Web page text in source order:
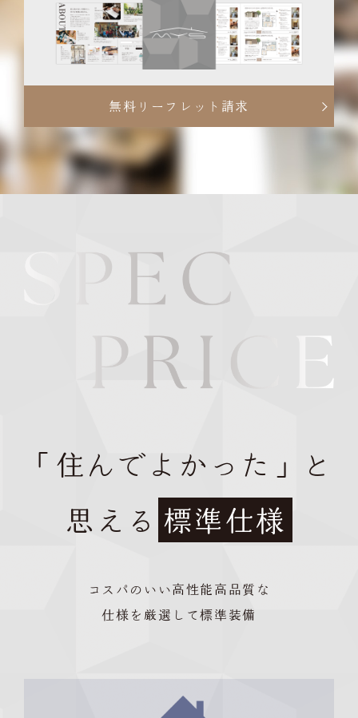
無料リーフレット請求
「住んでよかった」と
思える 標準仕様
コスパのいい高性能高品質な
仕様を厳選して標準装備